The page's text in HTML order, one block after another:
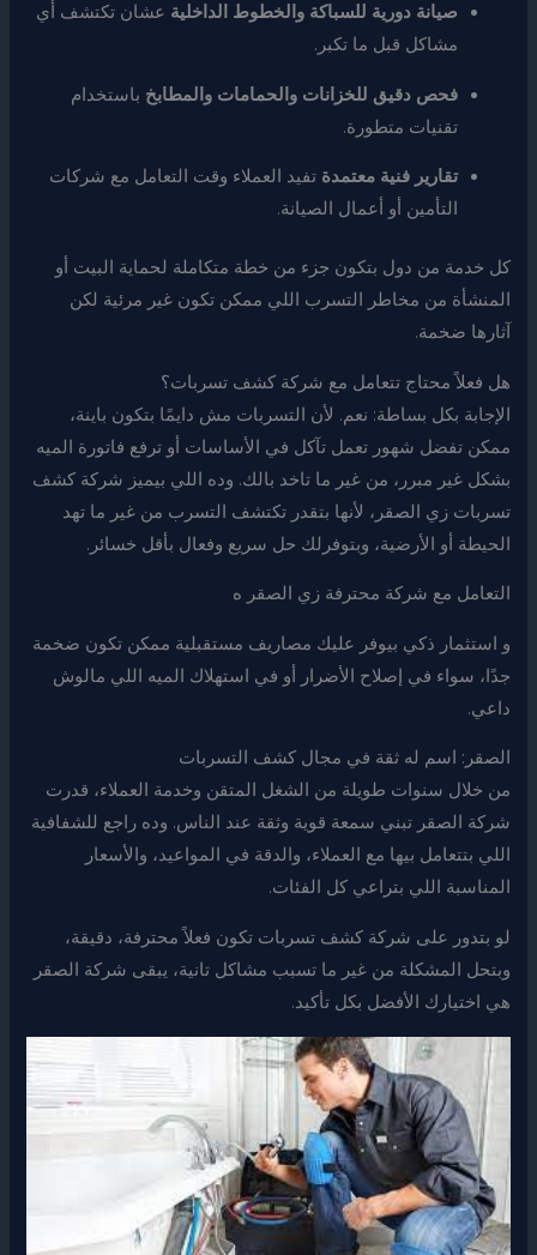
صيانة دورية للسباكة والخطوط الداخلية عشان تكتشف أي
مشاكل قبل ما تكبر.
فحص دقيق للخزانات والحمامات والمطابخ باستخدام
تقنيات متطورة.
تقارير فنية معتمدة تفيد العملاء وقت التعامل مع شركات
التأمين أو أعمال الصيانة.
كل خدمة من دول بتكون جزء من خطة متكاملة لحماية البيت أو
المنشأة من مخاطر التسرب اللي ممكن تكون غير مرئية لكن
آثارها ضخمة.
هل فعلاً محتاج تتعامل مع شركة كشف تسربات؟
الإجابة بكل بساطة: نعم. لأن التسربات مش دايمًا بتكون باينة،
ممكن تفضل شهور تعمل تآكل في الأساسات أو ترفع فاتورة الميه
بشكل غير مبرر، من غير ما تاخد بالك. وده اللي بيميز شركة كشف
تسربات زي الصقر، لأنها بتقدر تكتشف التسرب من غير ما تهد
الحيطة أو الأرضية، وبتوفرلك حل سريع وفعال بأقل خسائر.
التعامل مع شركة محترفة زي الصقر ه
و استثمار ذكي بيوفر عليك مصاريف مستقبلية ممكن تكون ضخمة
جدًا، سواء في إصلاح الأضرار أو في استهلاك الميه اللي مالوش
داعي.
الصقر: اسم له ثقة في مجال كشف التسربات
من خلال سنوات طويلة من الشغل المتقن وخدمة العملاء، قدرت
شركة الصقر تبني سمعة قوية وثقة عند الناس. وده راجع للشفافية
اللي بتتعامل بيها مع العملاء، والدقة في المواعيد، والأسعار
المناسبة اللي بتراعي كل الفئات.
لو بتدور على شركة كشف تسربات تكون فعلاً محترفة، دقيقة،
وبتحل المشكلة من غير ما تسبب مشاكل تانية، يبقى شركة الصقر
هي اختيارك الأفضل بكل تأكيد.